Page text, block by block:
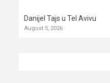
Danijel Tajs u Tel Avivu
August 5, 2026